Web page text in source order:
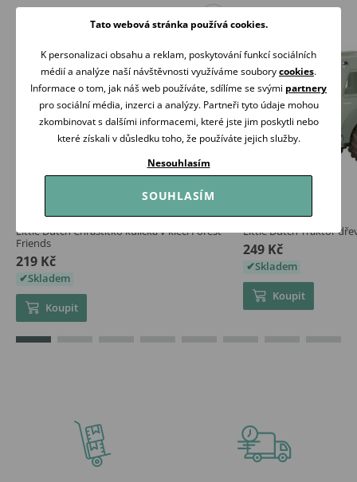
Little Dutch Chrastítko kulička v kleci Forest
Friends
219 Kč
Skladem
Koupit
Little Dutch Traktor
249 Kč
Skladem
Koupit
Tato webová stránka používá cookies.
K personalizaci obsahu a reklam, poskytování funkcí sociálních
médií a analýze naší návštěvnosti využíváme souborycookies.
Informace o tom, jak náš web používáte, sdílíme se svými partnery
pro sociální média, inzerci a analýzy. Partneři tyto údaje mohou
zkombinovat s dalšími informacemi, které jste jim poskytli nebo
které získali v důsledku toho, že používáte jejich služby.
Nesouhlasím
SOUHLASÍM